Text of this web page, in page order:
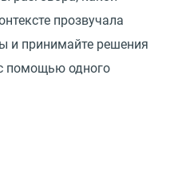
прозвучала
и принимайте решения
помощью одного